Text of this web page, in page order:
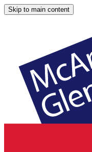
Skip to main content